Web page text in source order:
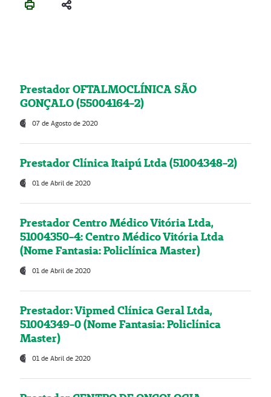
Prestador OFTALMOCLÍNICA SÃO
GONÇALO (55004164-2)
07 de Agosto de 2020
Prestador Clínica Itaipú Ltda (51004348-2)
01 de Abril de 2020
Prestador Centro Médico Vitória Ltda,
51004350-4: Centro Médico Vitória Ltda
(Nome Fantasia: Policlínica Master)
01 de Abril de 2020
Prestador: Vipmed Clínica Geral Ltda,
51004349-0 (Nome Fantasia: Policlínica
Master)
01 de Abril de 2020